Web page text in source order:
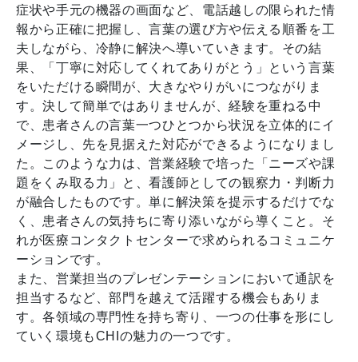
症状や手元の機器の画面など、電話越しの限られた情
報から正確に把握し、言葉の選び方や伝える順番を工
夫しながら、冷静に解決へ導いていきます。その結
果、「丁寧に対応してくれてありがとう」という言葉
をいただける瞬間が、大きなやりがいにつながりま
す。決して簡単ではありませんが、経験を重ねる中
で、患者さんの言葉一つひとつから状況を立体的にイ
メージし、先を見据えた対応ができるようになりまし
た。このような力は、営業経験で培った「ニーズや課
題をくみ取る力」と、看護師としての観察力・判断力
が融合したものです。単に解決策を提示するだけでな
く、患者さんの気持ちに寄り添いながら導くこと。そ
れが医療コンタクトセンターで求められるコミュニケ
ーションです。
また、営業担当のプレゼンテーションにおいて通訳を
担当するなど、部門を越えて活躍する機会もありま
す。各領域の専門性を持ち寄り、一つの仕事を形にし
ていく環境もCHIの魅力の一つです。